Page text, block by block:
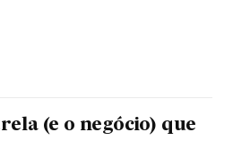
(e o negócio) que